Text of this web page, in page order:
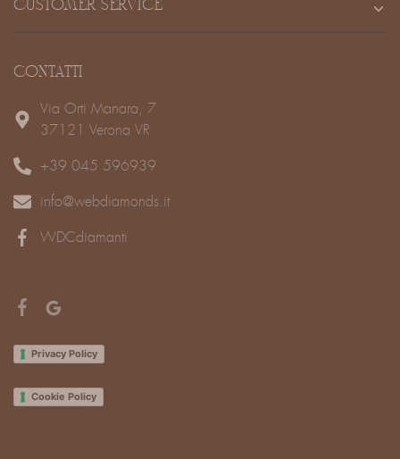
CUSTOMER SERVICE
CONTATTI
Via Orti Manara, 7
37121 Verona VR
+39 045 596939
info@webdiamonds.it
WDCdiamanti
Privacy Policy
Cookie Policy